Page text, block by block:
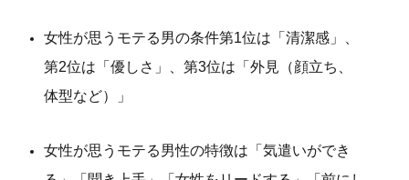
女性が思うモテる男の条件第1位は「清潔感」、
第2位は「優しさ」、第3位は「外見（顔立ち、
体型など）」
女性が思うモテる男性の特徴は「気遣いができ